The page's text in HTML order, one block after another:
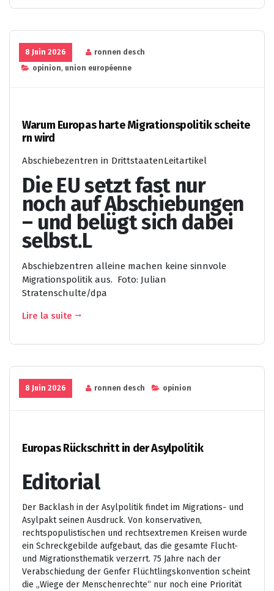
8 Juin 2026
ronnen desch
opinion, union européenne
Warum Europas harte Migrationspolitik scheite
rn wird
Abschiebezentren in DrittstaatenLeitartikel
Die EU setzt fast nur
noch auf Abschiebungen
– und belügt sich dabei
selbst.L
Abschiebzentren alleine machen keine sinnvole
Migrationspolitik aus. Foto: Julian
Stratenschulte/dpa
Lire la suite
8 Juin 2026 ronnen desch opinion
Europas Rückschritt in der Asylpolitik
Editorial
Der Backlash in der Asylpolitik findet im Migrations- und
Asylpakt seinen Ausdruck. Von konservativen,
rechtspopulistischen und rechtsextremen Kreisen wurde
ein Schreckgebilde aufgebaut, das die gesamte Flucht-
und Migrationsthematik verzerrt. 75 Jahre nach der
Verabschiedung der Genfer Flüchtlingskonvention scheint
die „Wiege der Menschenrechte“ nur noch eine Priorität